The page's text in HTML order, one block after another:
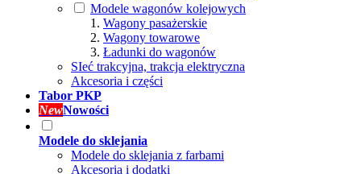
Modele wagonów kolejowych
Wagony pasażerskie
Wagony towarowe
Ładunki do wagonów
SIeć trakcyjna, trakcja elektryczna
Akcesoria i części
Tabor PKP
NewNowości
Modele do sklejania
Modele do sklejania z farbami
Akcesoria i dodatki